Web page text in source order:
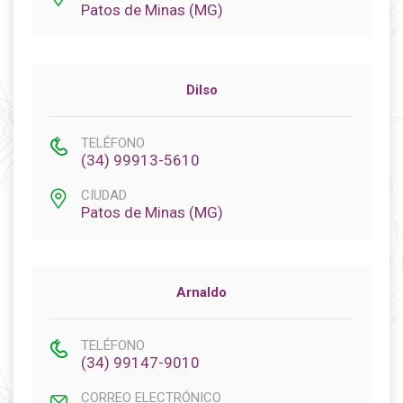
Patos de Minas (MG)
Dilso
TELÉFONO
(34) 99913-5610
CIUDAD
Patos de Minas (MG)
Arnaldo
TELÉFONO
(34) 99147-9010
CORREO ELECTRÓNICO